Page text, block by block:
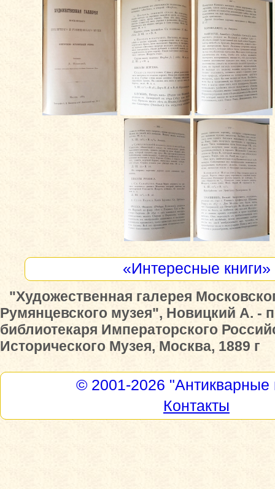
«Интересные книги»
"Художественная галерея
Румянцевского музея", Новицкий А. -
библиотекаря Императорского
Исторического Музея, Москва, 1889 г
© 2001-2026 "Антикварные
Контакты